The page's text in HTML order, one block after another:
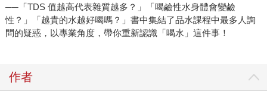
──「TDS 值越高代表雜質越多？」「喝鹼性水身體會變鹼
性？」「越貴的水越好喝嗎？」書中集結了品水課程中最多人詢
問的疑惑，以專業角度，帶你重新認識「喝水」這件事！
作者